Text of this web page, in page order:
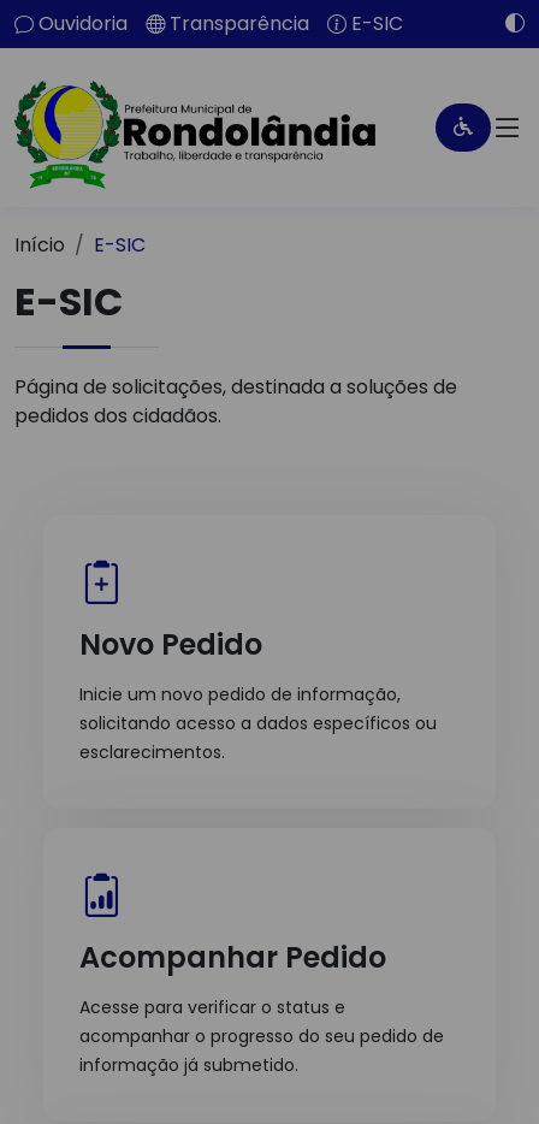
Ouvidoria Transparência E-SIC
Início E-SIC
E-SIC
Página de solicitações, destinada a soluções de
pedidos dos cidadãos.
Novo Pedido
Inicie um novo pedido de informação,
solicitando acesso a dados específicos ou
esclarecimentos.
Acompanhar Pedido
Acesse para verificar o status e
acompanhar o progresso do seu pedido de
informação já submetido.